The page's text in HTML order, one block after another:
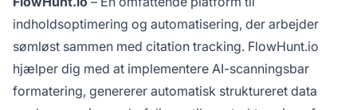
indholdsoptimering og automatisering, der arbejder
sømløst sammen med citation tracking. FlowHunt.io
hjælper dig med at implementere AI-scanningsbar
formatering, genererer automatisk struktureret data